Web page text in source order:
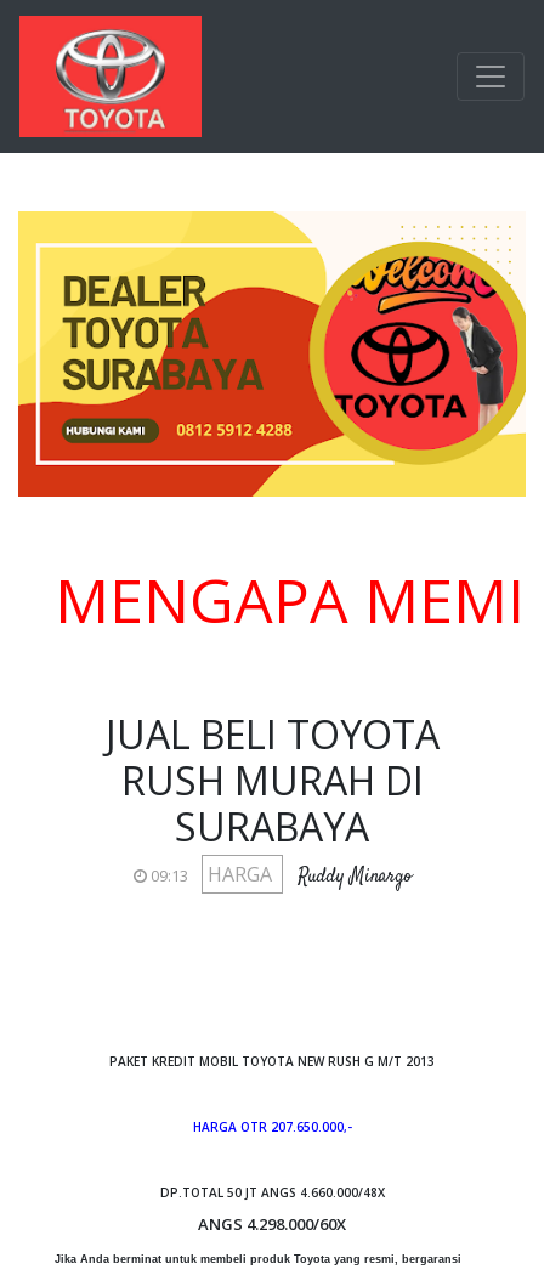
Langsung ke konten utama
MEMILIH
JUAL BELI TOYOTA
RUSH MURAH DI
SURABAYA
09:13 HARGA Ruddy Minargo
PAKET KREDIT MOBIL TOYOTA NEW RUSH G M/T 2013
HARGA OTR 207.650.000,-
DP.TOTAL 50 JT ANGS 4.660.000/48X
ANGS 4.298.000/60X
Jika Anda berminat untuk membeli produk Toyota yang resmi, bergaransi